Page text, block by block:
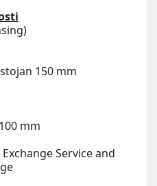
150 mm
mm
Service and